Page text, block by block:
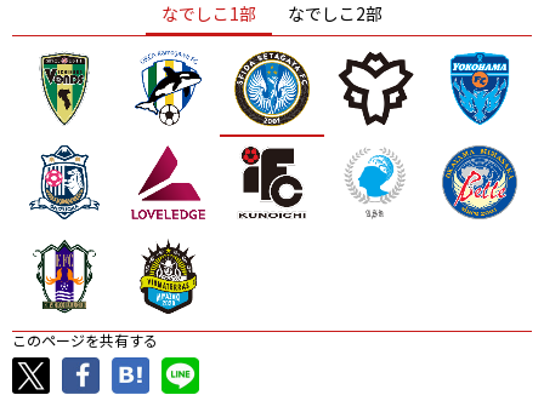
ニッパツ 名古屋 静岡 愛媛Ｌ
なでしこ1部 なでしこ2部
このページを共有する